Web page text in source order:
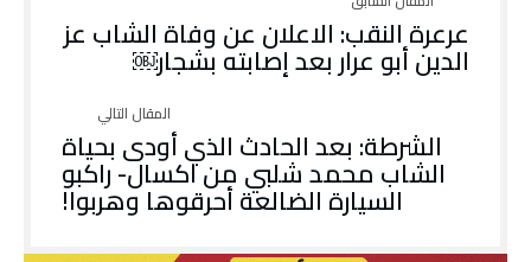
عرعرة النقب: الاعلان عن وفاة الشاب عز
الدين أبو عرار بعد إصابته بشجار￼
الشرطة: بعد الحادث الذي أودى بحياة
الشاب محمد شلبي من اكسال- راكبو
السيارة الضالعة أحرقوها وهربوا!